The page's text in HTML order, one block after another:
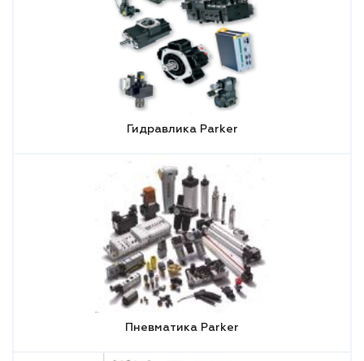
Гидравлика Parker
Пневматика Parker